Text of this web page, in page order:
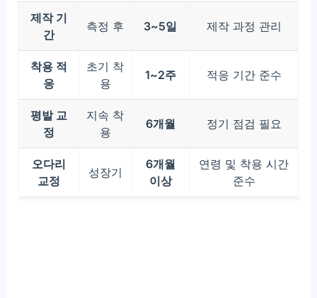
제작 기
간
측정 후 3~5일 제작 과정 관리
착용 적
응
초기 착
용
1~2주 적응 기간 준수
평발 교
정
지속 착
용
6개월 정기 점검 필요
오다리
교정
성장기
6개월
이상
연령 및 착용 시간
준수